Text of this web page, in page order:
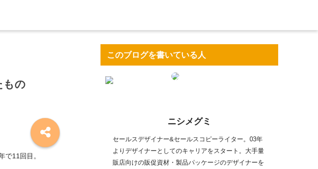
もの
で11回目。
このブログを書いている人
ニシメグミ
セールスデザイナー&セールスコピーライター。03年
よりデザイナーとしてのキャリアをスタート。大手量
販店向けの販促資材・製品パッケージのデザイナーを